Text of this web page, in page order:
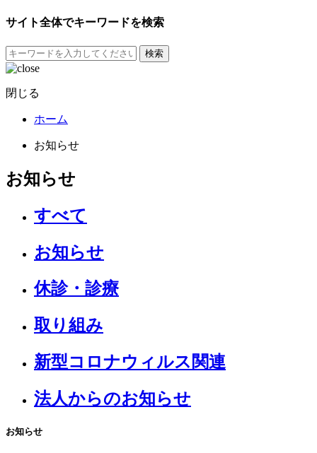
サイト全体でキーワードを検索
検索
閉じる
ホーム
お知らせ
お知らせ
すべて
お知らせ
休診・診療
取り組み
新型コロナウィルス関連
法人からのお知らせ
お知らせ